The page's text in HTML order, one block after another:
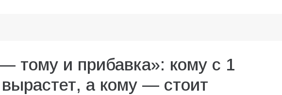
тому и прибавка»: кому с 1
вырастет, а кому — стоит